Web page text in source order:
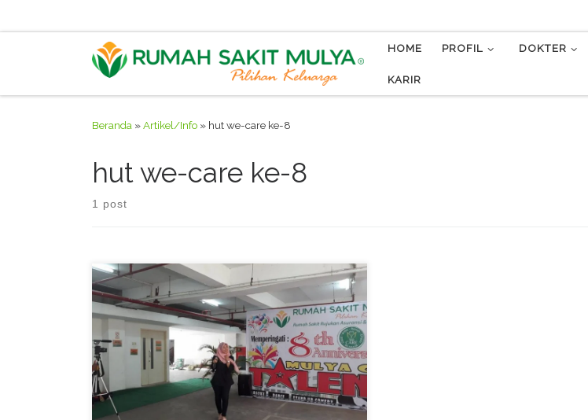
HOME PROFIL DOKTER
KARIR
Beranda »Artikel/Info » hut we-care ke-8
hut we-care ke-8
1 post
Dalam rangka memeriahkan HUT Motto RS. Mulya,
yaitu “We-Care” yang ke 8, Panitia
menyelenggarakan acara “MULYA GOT TALENT”
yang diikuti oleh para karyawan perwakilan dari
masing-masing Unit / Bagian. Disamping itu, pada
perayaan HUT We-Care kali ini, Rumah Sakit Mulya
mengadakan penilaian “BEST EMPLOYEE AWARD”
yang pemenang nya akan diberikan reward […]